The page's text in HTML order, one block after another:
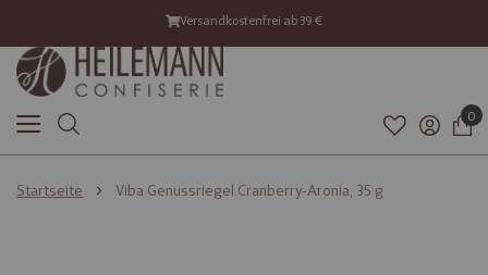
Versandkostenfrei ab 39 €
0
Startseite Viba Genussriegel Cranberry-Aronia, 35 g